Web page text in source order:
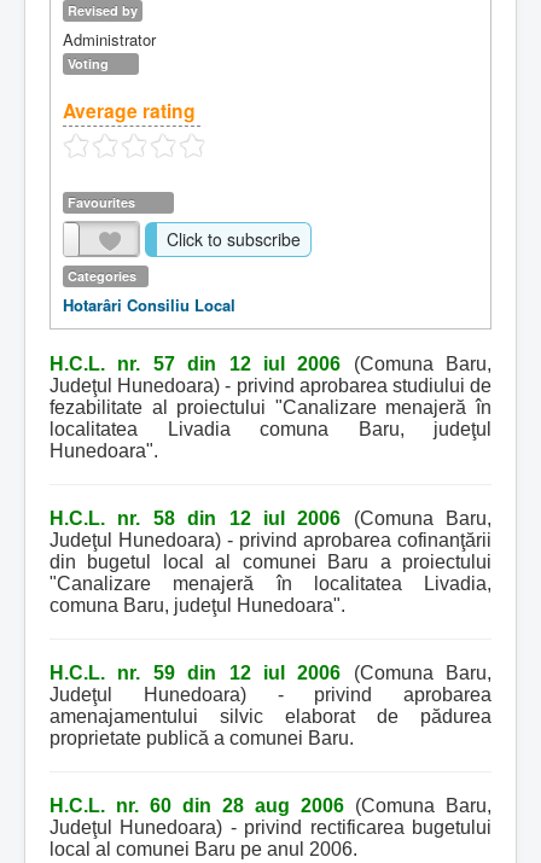
Revised by
Administrator
Voting
Average rating
Favourites
Click to subscribe
Categories
Hotarâri Consiliu Local
H.C.L. nr. 57 din 12 iul 2006 (Comuna Baru,
Judeţul Hunedoara) - privind aprobarea studiului de
fezabilitate al proiectului "Canalizare menajeră în
localitatea Livadia comuna Baru, judeţul
Hunedoara".
H.C.L. nr. 58 din 12 iul 2006 (Comuna Baru,
Judeţul Hunedoara) - privind aprobarea cofinanţării
din bugetul local al comunei Baru a proiectului
"Canalizare menajeră în localitatea Livadia,
comuna Baru, judeţul Hunedoara".
H.C.L. nr. 59 din 12 iul 2006 (Comuna Baru,
Judeţul Hunedoara) - privind aprobarea
amenajamentului silvic elaborat de pădurea
proprietate publică a comunei Baru.
H.C.L. nr. 60 din 28 aug 2006 (Comuna Baru,
Judeţul Hunedoara) - privind rectificarea bugetului
local al comunei Baru pe anul 2006.